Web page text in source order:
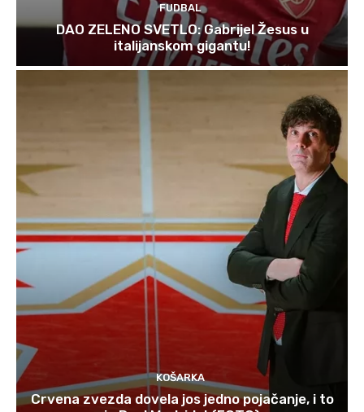
FUDBAL
DAO ZELENO SVETLO: Gabrijel Žesus u
italijanskom gigantu!
KOŠARKA
Crvena zvezda dovela jos jedno pojačanje, i to